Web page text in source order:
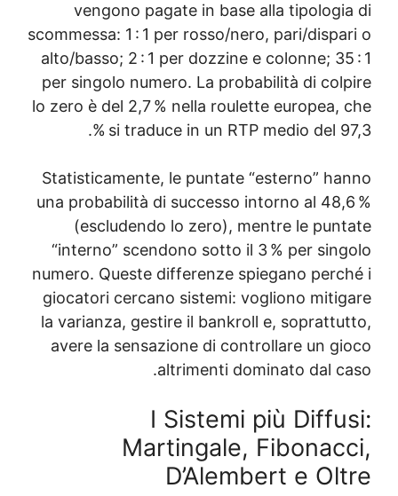
vengono
scommessa: 1 : 1 per
alto/basso; 2 : 1 per
per singolo numero.
lo zero è del 2,7 %
si traduce in
Statisticamente, le
una probabilità di
(escludendo lo
“interno”
numero. Queste
giocatori cercano
la varianza, gestire
avere la
I